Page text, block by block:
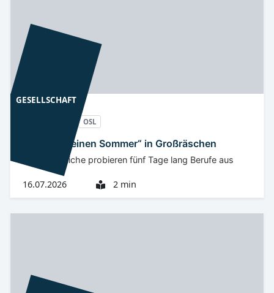
GESELLSCHAFT
OSL
„Bau Dir Deinen Sommer“ in Großräschen
20 Jugendliche probieren fünf Tage lang Berufe aus
16.07.2026 2 min